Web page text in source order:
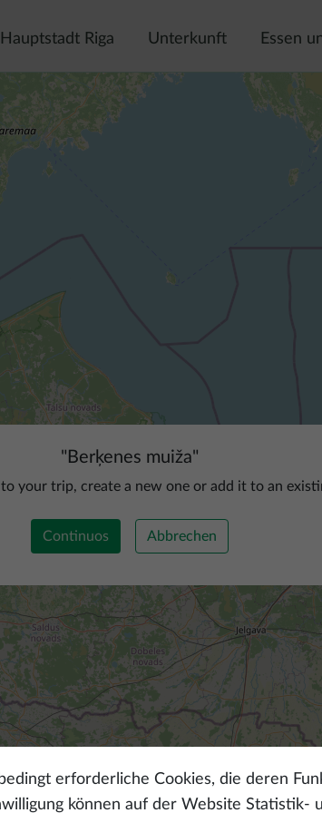
Hauptstadt Riga Unterkunft Essen
" Berķenes muiža"
your trip, create a new one or add it to an
Continuos Abbrechen
erforderliche Cookies, die deren
können auf der Website Statistik-